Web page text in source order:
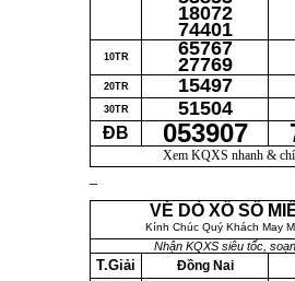
10TR
20TR
30TR
ĐB
18072
74401
65767
27769
15497
51504
053907
Xem KQXS nhanh &
VÉ DÒ XỔ SỐ
Kính Chúc Quý Khách May
Nhận KQXS siêu tốc, soạn
T.Giải
Đồng Nai